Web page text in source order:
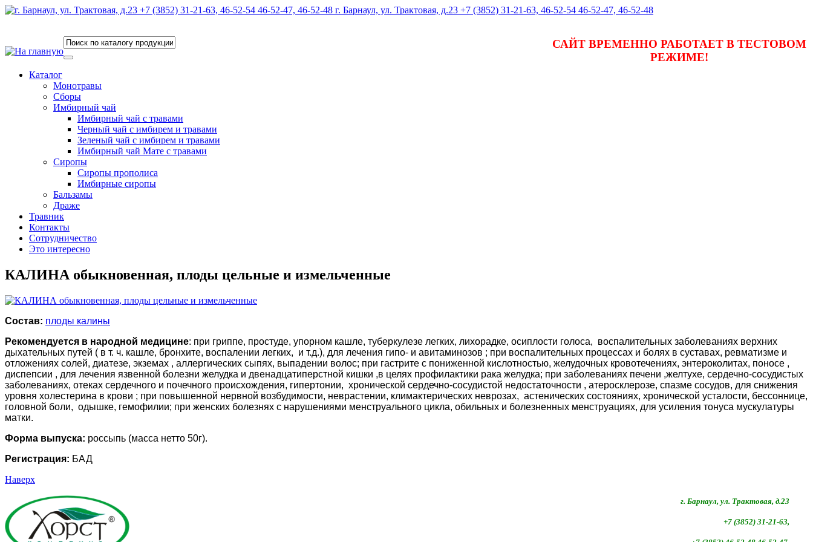
г. Барнаул, ул. Трактовая, д.23 +7 (3852) 31-21-63, 46-52-54 46-52-47, 46-52-48
САЙТ ВРЕМЕННО РАБОТАЕТ В ТЕСТОВОМ
РЕЖИМЕ!
Каталог
Монотравы
Сборы
Имбирный чай
Имбирный чай с травами
Черный чай с имбирем и травами
Зеленый чай с имбирем и травами
Имбирный чай Мате с травами
Сиропы
Сиропы прополиса
Имбирные сиропы
Бальзамы
Драже
Травник
Контакты
Сотрудничество
Это интересно
КАЛИНА обыкновенная, плоды цельные и измельченные
Состав: плоды калины
Рекомендуется в народной медицине: при гриппе, простуде, упорном кашле, туберкулезе легких, лихорадке, осиплости голоса, воспалительных заболеваниях верхних
дыхательных путей ( в т. ч. кашле, бронхите, воспалении легких, и т.д.), для лечения гипо- и авитаминозов ; при воспалительных процессах и болях в суставах, ревматизме и
отложениях солей, диатезе, экземах , аллергических сыпях, выпадении волос; при гастрите с пониженной кислотностью, желудочных кровотечениях, энтероколитах, поносе ,
диспепсии , для лечения язвенной болезни желудка и двенадцатиперстной кишки ,в целях профилактики рака желудка; при заболеваниях печени ,желтухе, сердечно-сосудистых
заболеваниях, отеках сердечного и почечного происхождения, гипертонии, хронической сердечно-сосудистой недостаточности , атеросклерозе, спазме сосудов, для снижения
уровня холестерина в крови ; при повышенной нервной возбудимости, неврастении, климактерических неврозах, астенических состояниях, хронической усталости, бессоннице,
головной боли, одышке, гемофилии; при женских болезнях с нарушениями менструального цикла, обильных и болезненных менструациях, для усиления тонуса мускулатуры
матки.
Форма выпуска: россыпь (масса нетто 50г).
Регистрация: БАД
Наверх
г. Барнаул, ул. Трактовая, д.23
+7 (3852) 31-21-63,